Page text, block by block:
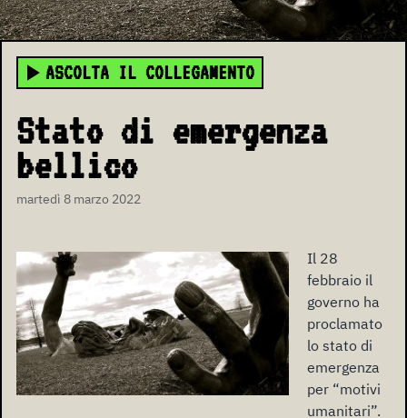
ASCOLTA IL COLLEGAMENTO
Stato di emergenza
bellico
martedì 8 marzo 2022
Il 28
febbraio il
governo ha
proclamato
lo stato di
emergenza
per “motivi
umanitari”.